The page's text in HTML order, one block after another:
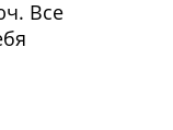
Все